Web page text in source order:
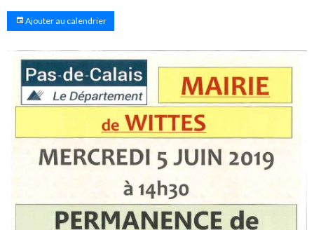
Ajouter au calendrier